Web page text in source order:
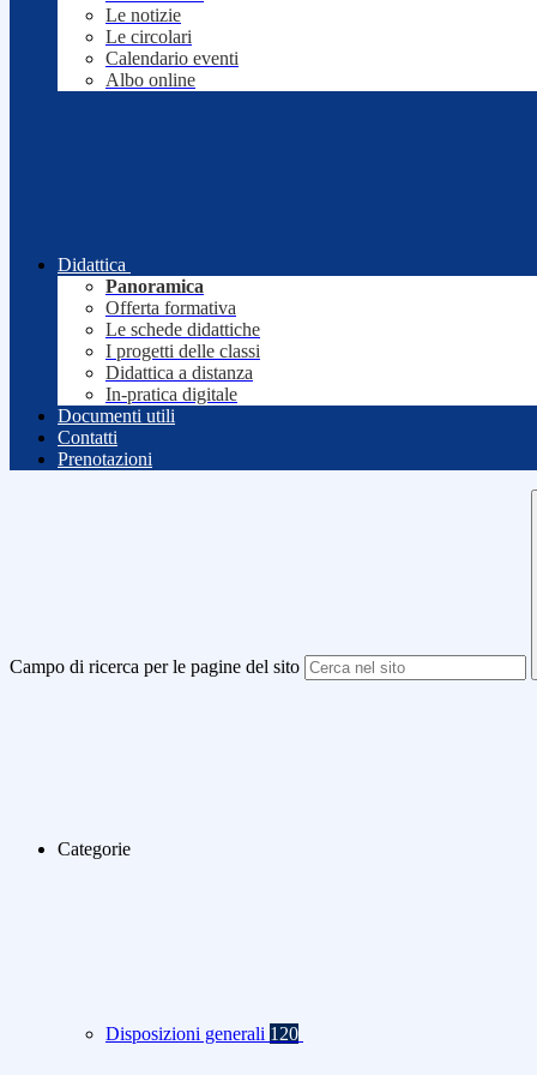
Le notizie
Le circolari
Calendario eventi
Albo online
Didattica
Panoramica
Offerta formativa
Le schede didattiche
I progetti delle classi
Didattica a distanza
In-pratica digitale
Documenti utili
Contatti
Prenotazioni
Campo di ricerca per le pagine del sito
Categorie
Disposizioni generali 120